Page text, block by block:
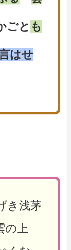
ごと も
はせ
き浅茅
上